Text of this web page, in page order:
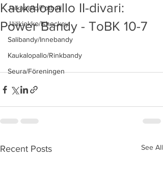
Jalkapallo/Fotboll
Jääkiekko/Ishockey
Salibandy/Innebandy
Kaukalopallo/Rinkbandy
Seura/Föreningen
Kaukalopallo II-divari:
Power Bandy - ToBK 10-7
Recent Posts See All